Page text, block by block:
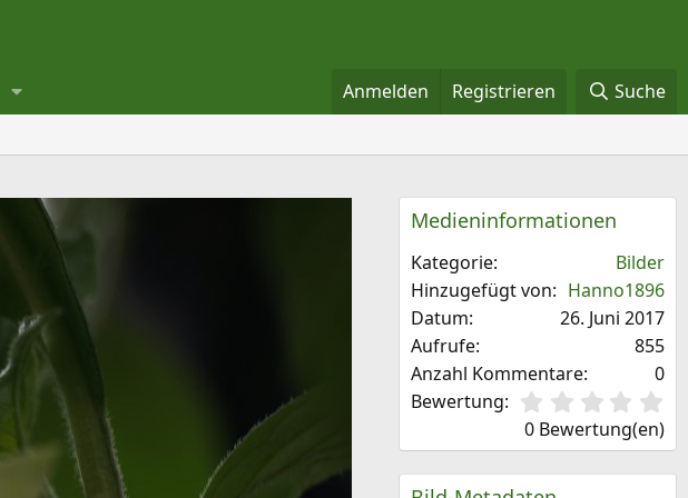
Anmelden Registrieren Suche
Medieninformationen
Kategorie
Bilder
Hinzugefügt von
Hanno1896
Datum
26. Juni 2017
Aufrufe
855
Anzahl Kommentare
0
Bewertung
0
S
0 Bewertung(en)